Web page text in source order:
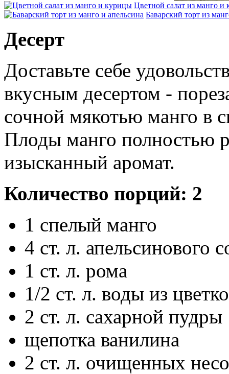
Цветной салат из манго и
Баварский торт из
Десерт
Доставьте себе
вкусным десертом -
сочной мякотью манго в
Плоды манго полностью
изысканный аромат.
Количество порций: 2
1 спелый манго
4 ст. л. апельсинового
1 ст. л. рома
1/2 ст. л. воды из
2 ст. л. сахарной пудры
щепотка ванилина
2 ст. л. очищенных